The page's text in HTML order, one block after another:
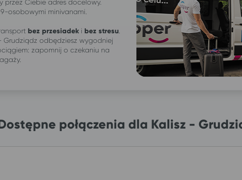
przez Ciebie adres docelowy.
osobowymi minivanami.
bez przesiadek i bez stresu
Grudziądz odbędziesz wygodniej
zapomnij o czekaniu na
połączenia dla Kalisz -